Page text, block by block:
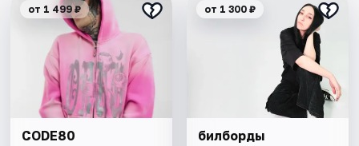
от 1 499 ₽
CODE80
от 1 300 ₽
билборды